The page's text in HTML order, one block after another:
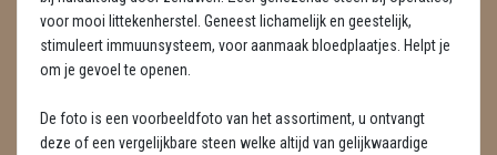
READING EN PERSOONLIJK ADVIES
RUWE STENEN
SCHEDELS / SKULLS
voor mooi littekenherstel. Geneest lichamelijk en geestelijk,
stimuleert immuunsysteem, voor aanmaak bloedplaatjes. Helpt je
om je gevoel te openen.
De foto is een voorbeeldfoto van het assortiment, u ontvangt
deze of een vergelijkbare steen welke altijd van gelijkwaardige